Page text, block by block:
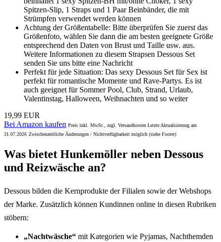
Spitzen-Slip, 1 Straps und 1 Paar Beinbänder, die mit
Strümpfen verwendet werden können
Achtung der Größentabelle: Bitte überprüfen Sie zuerst das
Größenfoto, wählen Sie dann die am besten geeignete Größe
entsprechend den Daten von Brust und Taille usw. aus.
Weitere Informationen zu diesem Strapsen Dessous Set
senden Sie uns bitte eine Nachricht
Perfekt für jede Situation: Das sexy Dessous Set für Sex ist
perfekt für romantische Momente und Rave-Partys. Es ist
auch geeignet für Sommer Pool, Club, Strand, Urlaub,
Valentinstag, Halloween, Weihnachten und so weiter
19,99 EUR
Bei Amazon kaufen Preis inkl. MwSt., zzgl. Versandkosten Letzte Aktualisierung am
31.07.2026 Zwischenzeitliche Änderungen / Nichtverfügbarkeit möglich (siehe Footer)
Was bietet Hunkemöller neben Dessous
und Reizwäsche an?
Dessous bilden die Kernprodukte der Filialen sowie der Webshops
der Marke. Zusätzlich können Kundinnen online in diesen Rubriken
stöbern:
„Nachtwäsche“ mit Kategorien wie Pyjamas, Nachthemden